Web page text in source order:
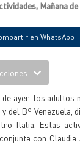
Mañana
en WhatsApp
de ayer los adultos
y del Bº Venezuela,
Italia. Estas
con